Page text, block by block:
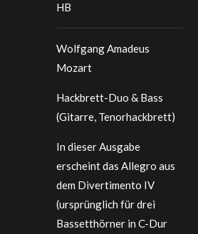
HB
Wolfgang Amadeus
Mozart
Hackbrett-Duo & Bass
(Gitarre, Tenorhackbrett)
In dieser Ausgabe
erscheint das Allegro aus
dem Divertimento IV
(ursprünglich für drei
Bassetthörner in C-Dur